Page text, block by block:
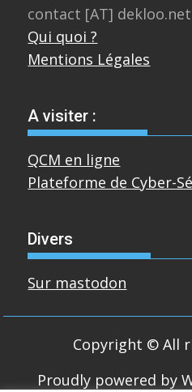
contact [AT] dekloo.net
Qui quoi ?
Mentions Légales
A visiter :
QCM en ligne
Plateforme de Cyber-
Divers
Sur mastodon
Copyright © All
Proudly powered by